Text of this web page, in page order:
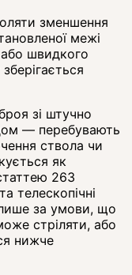
зменшення
межі
швидкого
зі штучно
— перебувають
ствола чи
як
263
телескопічні
лише за умови, що
стріляти, або
нижче